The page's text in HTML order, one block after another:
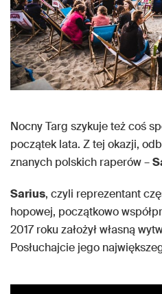
Nocny Targ szykuje też coś
początek lata. Z tej okazji,
znanych polskich raperów –
Sarius, czyli reprezentant
hopowej, początkowo
2017 roku założył własną
Posłuchajcie jego